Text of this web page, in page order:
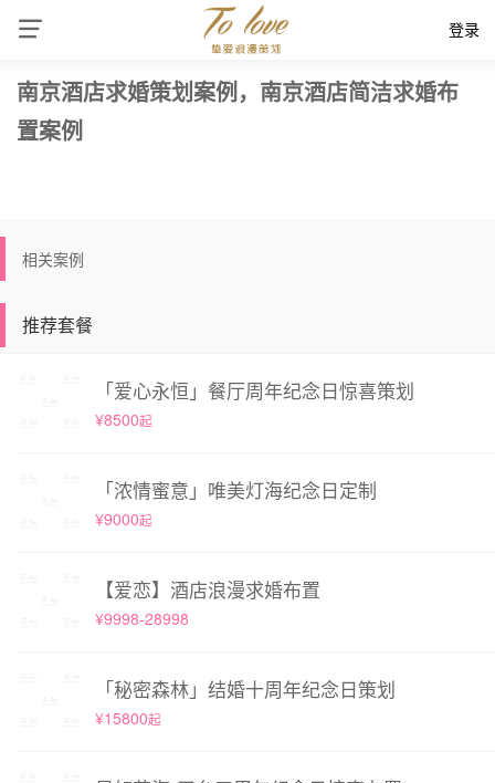
登录
南京酒店求婚策划案例，南京酒店简洁求婚布
置案例
相关案例
推荐套餐
「爱心永恒」餐厅周年纪念日惊喜策划
¥8500起
「浓情蜜意」唯美灯海纪念日定制
¥9000起
【爱恋】酒店浪漫求婚布置
¥9998-28998
「秘密森林」结婚十周年纪念日策划
¥15800起